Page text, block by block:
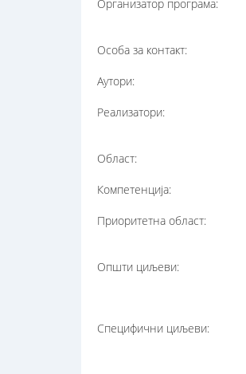
Организатор програма:
Особа за контакт:
Аутори:
Реализатори:
Област:
Компетенција:
Приоритетна област:
Општи циљеви:
Специфични циљеви: